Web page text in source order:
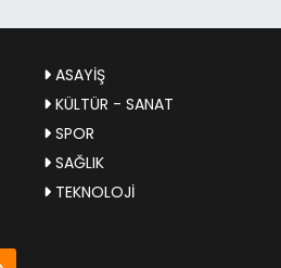
ASAYİŞ
KÜLTÜR - SANAT
SPOR
SAĞLIK
TEKNOLOJİ